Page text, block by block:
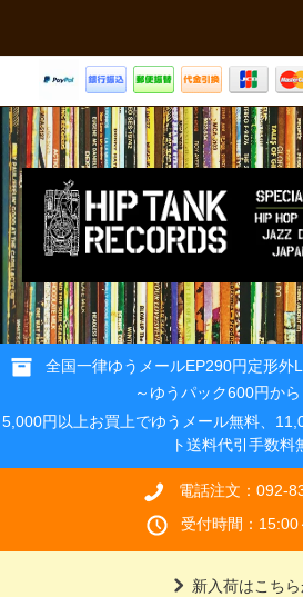
全国一律ゆうメールEP290円定形外
～ゆうパック600円から
5,000円以上お買上でゆうメール無料、
ト送料代引手数料
電話注文：092-
受付時間：15:00
新入荷はこちら